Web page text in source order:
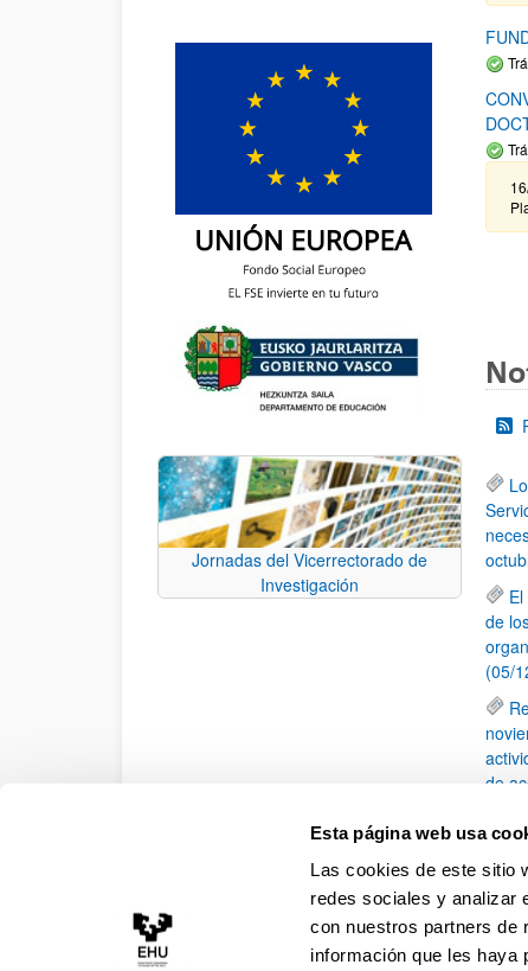
Esta página web usa
Las cookies de este sitio
redes sociales y analizar
con nuestros partners de
información que les haya
Jornadas del Vicerrectorado de
Investigación
de
(05/
de
III